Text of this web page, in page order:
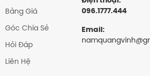
Bảng Giá
Góc Chia Sẻ
Hỏi Đáp
Liên Hệ
096.1777.444
Email: